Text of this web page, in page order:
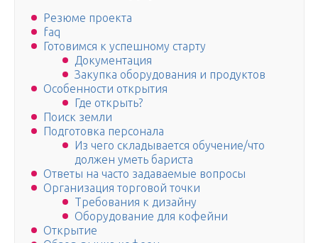
Резюме проекта
faq
Готовимся к успешному старту
Документация
Закупка оборудования и продуктов
Особенности открытия
Где открыть?
Поиск земли
Подготовка персонала
Из чего складывается обучение/что
должен уметь бариста
Ответы на часто задаваемые вопросы
Организация торговой точки
Требования к дизайну
Оборудование для кофейни
Открытие